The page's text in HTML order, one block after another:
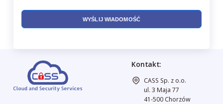
Kontakt:
CASS Sp. z o.o.
ul. 3 Maja 77
41-500 Chorzów